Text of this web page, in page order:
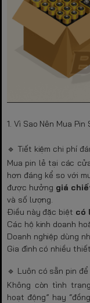
1. Vì Sao Nên Mua
🔹 Tiết kiệm chi phí
Mua pin lẻ tại các
hơn đáng kể so với
được hưởng giá
và số lượng.
Điều này đặc biệt có
Các hộ kinh doanh
Doanh nghiệp dùng
Gia đình có nhiều
🔹 Luôn có sẵn pin
Không còn tình
hoạt động” hay